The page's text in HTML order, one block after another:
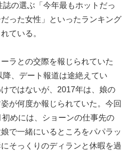
の選ぶ「今年最もホットだっ
った女性」といったランキング
ている。
ラとの交際を報じられていた
、デート報道は途絶えてい
ではないが、2017年は、娘の
が何度か報じられていた。今回
めには、ショーンの仕事先の
で一緒にいるところをパパラッ
そっくりのディランと休暇を過